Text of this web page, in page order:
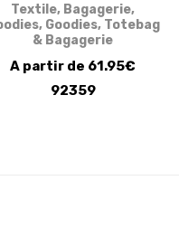
Textile, Bagagerie,
, Goodies, Totebag
& Bagagerie
A partir de 61.95€
92359